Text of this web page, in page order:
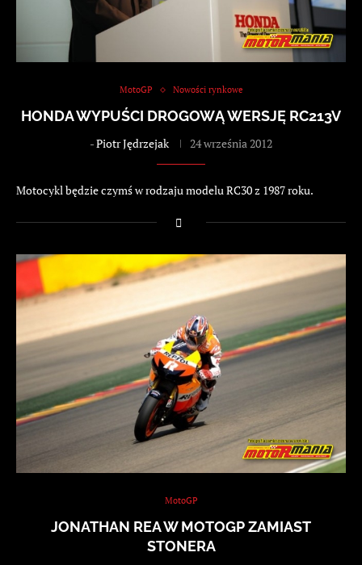
MotoGP Nowości rynkowe
HONDA WYPUŚCI DROGOWĄ WERSJĘ RC213V
-Piotr Jędrzejak 24 września 2012
Motocykl będzie czymś w rodzaju modelu RC30 z 1987 roku.
MotoGP
JONATHAN REA W MOTOGP ZAMIAST
STONERA